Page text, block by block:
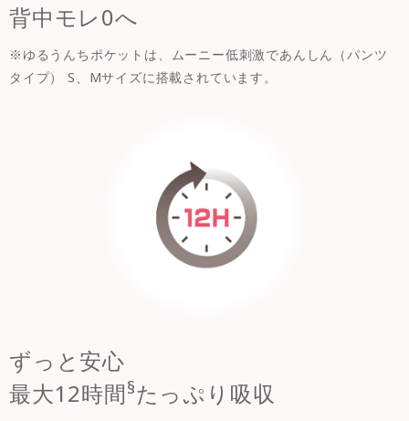
背中モレ0へ
※ゆるうんちポケットは、ムーニー低刺激であんしん（パンツ
タイプ） S、Mサイズに搭載されています。
ずっと安心
最大12時間§たっぷり吸収